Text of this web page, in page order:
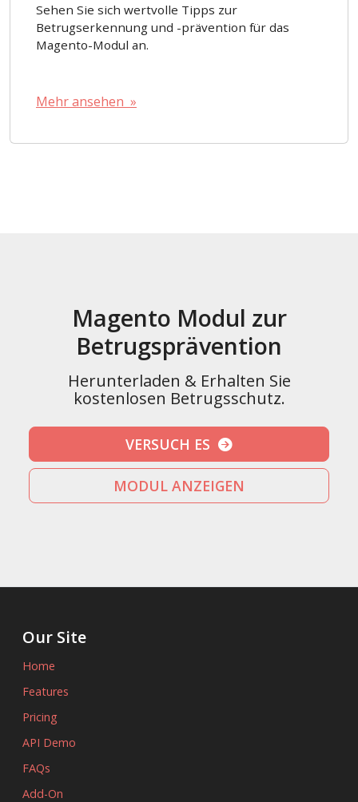
Sehen Sie sich wertvolle Tipps zur
Betrugserkennung und -prävention für das
Magento-Modul an.
Mehr ansehen »
Magento Modul zur
Betrugsprävention
Herunterladen & Erhalten Sie
kostenlosen Betrugsschutz.
VERSUCH ES
MODUL ANZEIGEN
Our Site
Home
Features
Pricing
API Demo
FAQs
Add-On